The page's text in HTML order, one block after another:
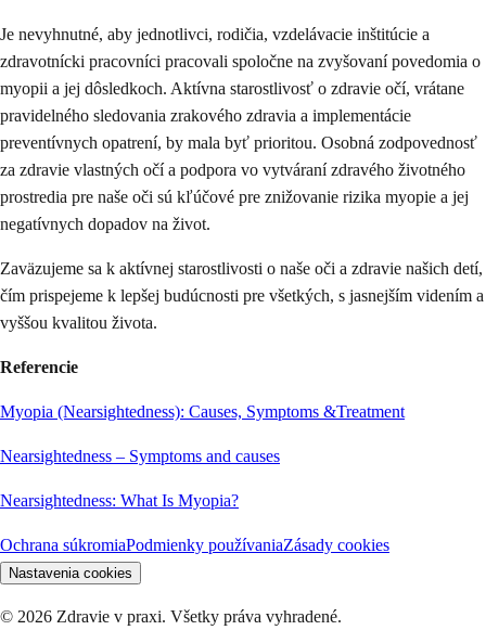
Je nevyhnutné, aby jednotlivci, rodičia, vzdelávacie inštitúcie a
zdravotnícki pracovníci pracovali spoločne na zvyšovaní povedomia o
myopii a jej dôsledkoch. Aktívna starostlivosť o zdravie očí, vrátane
pravidelného sledovania zrakového zdravia a implementácie
preventívnych opatrení, by mala byť prioritou. Osobná zodpovednosť
za zdravie vlastných očí a podpora vo vytváraní zdravého životného
prostredia pre naše oči sú kľúčové pre znižovanie rizika myopie a jej
negatívnych dopadov na život.
Zaväzujeme sa k aktívnej starostlivosti o naše oči a zdravie našich detí,
čím prispejeme k lepšej budúcnosti pre všetkých, s jasnejším videním a
vyššou kvalitou života.
Referencie
Myopia (Nearsightedness): Causes, Symptoms &Treatment
Nearsightedness – Symptoms and causes
Nearsightedness: What Is Myopia?
Ochrana súkromiaPodmienky používaniaZásady cookies
Nastavenia cookies
© 2026 Zdravie v praxi. Všetky práva vyhradené.